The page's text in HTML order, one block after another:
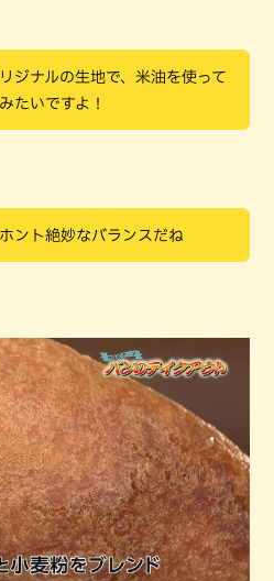
ジナルの生地で、米油を使って
たいですよ！
ント絶妙なバランスだね